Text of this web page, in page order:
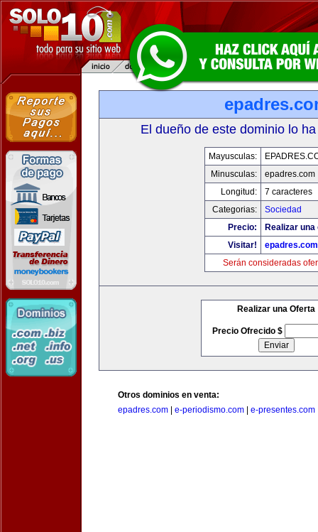
El dueño de este dominio lo
Mayusculas:
Minusculas:
epadres.com
Longitud:
7 caracteres
Categorias:
Sociedad
Precio:
Realizar
Visitar!
epadres.com
Serán consideradas
Realizar una Oferta
Precio Ofrecido $
Otros dominios en venta:
epadres.com
e-periodismo.com e-presentes.com